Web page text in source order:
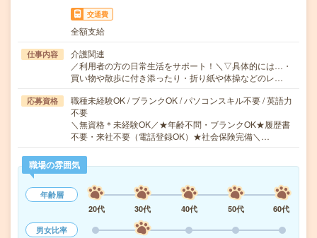
交通費
全額支給
仕事内容
介護関連
／利用者の方の日常生活をサポート！＼▽具体的には…・
買い物や散歩に付き添ったり・折り紙や体操などのレ…
応募資格
職種未経験OK / ブランクOK / パソコンスキル不要 / 英語力
不要
＼無資格＊未経験OK／★年齢不問・ブランクOK★履歴書
不要・来社不要（電話登録OK）★社会保険完備＼…
職場の雰囲気
年齢層
20代
30代 40代 50代
60代
男女比率